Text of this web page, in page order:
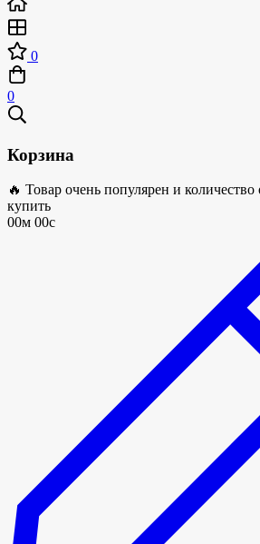
0
0
Корзина
🔥 Товар очень популярен и
купить
00м 00с